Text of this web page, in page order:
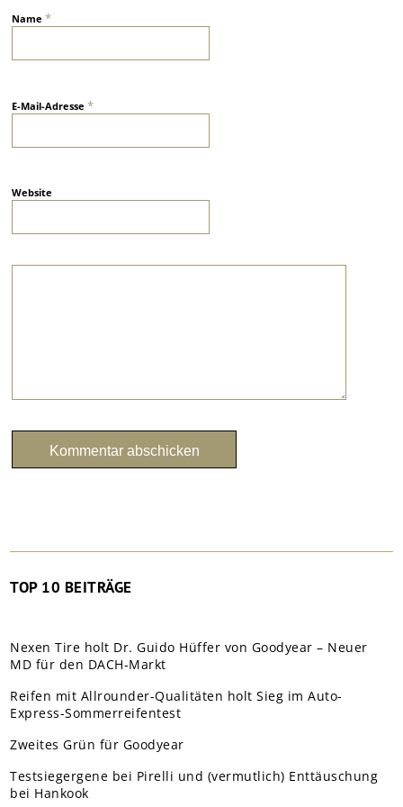
Name*
E-Mail-Adresse*
Website
TOP 10 BEITRÄGE
Nexen Tire holt Dr. Guido Hüffer von Goodyear – Neuer
MD für den DACH-Markt
Reifen mit Allrounder-Qualitäten holt Sieg im Auto-
Express-Sommerreifentest
Zweites Grün für Goodyear
Testsiegergene bei Pirelli und (vermutlich) Enttäuschung
bei Hankook